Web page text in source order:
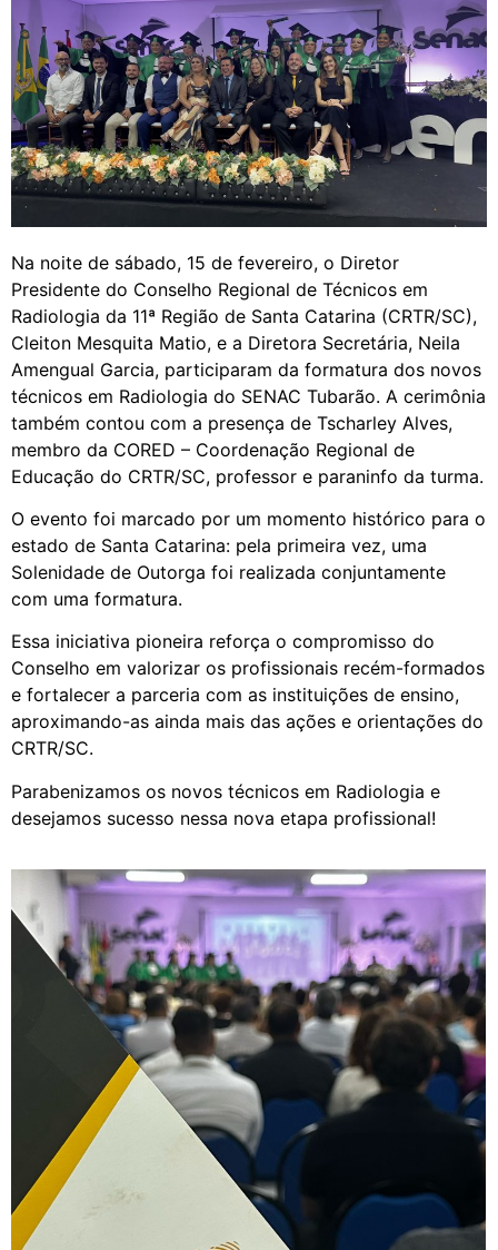
Na noite de sábado, 15 de fevereiro, o Diretor
Presidente do Conselho Regional de Técnicos em
Radiologia da 11ª Região de Santa Catarina (CRTR/SC),
Cleiton Mesquita Matio, e a Diretora Secretária, Neila
Amengual Garcia, participaram da formatura dos novos
técnicos em Radiologia do SENAC Tubarão. A cerimônia
também contou com a presença de Tscharley Alves,
membro da CORED – Coordenação Regional de
Educação do CRTR/SC, professor e paraninfo da turma.
O evento foi marcado por um momento histórico para o
estado de Santa Catarina: pela primeira vez, uma
Solenidade de Outorga foi realizada conjuntamente
com uma formatura.
Essa iniciativa pioneira reforça o compromisso do
Conselho em valorizar os profissionais recém-formados
e fortalecer a parceria com as instituições de ensino,
aproximando-as ainda mais das ações e orientações do
CRTR/SC.
Parabenizamos os novos técnicos em Radiologia e
desejamos sucesso nessa nova etapa profissional!